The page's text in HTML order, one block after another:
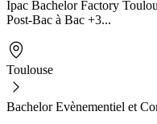
Ipac Bachelor Factory
Post-Bac à Bac +3...
Toulouse
Bachelor Evènementiel et